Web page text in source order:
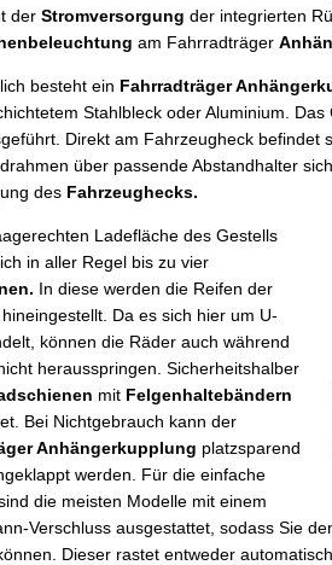
der Stromversorgung der integrierten
am Fahrradträger
besteht ein Fahrradträger
Stahlbleck oder Aluminium.
Direkt am Fahrzeugheck befindet
über passende Abstandhalter
des Fahrzeughecks.
Ladefläche des Gestells
in aller Regel bis zu vier
In diese werden die Reifen der
Da es sich hier um U-
können die Räder auch während
herausspringen. Sicherheitshalber
mit Felgenhaltebändern
Bei Nichtgebrauch kann der
Anhängerkupplung platzsparend
werden. Für die einfache
die meisten Modelle mit einem
Verschluss ausgestattet, sodass Sie
Dieser rastet entweder